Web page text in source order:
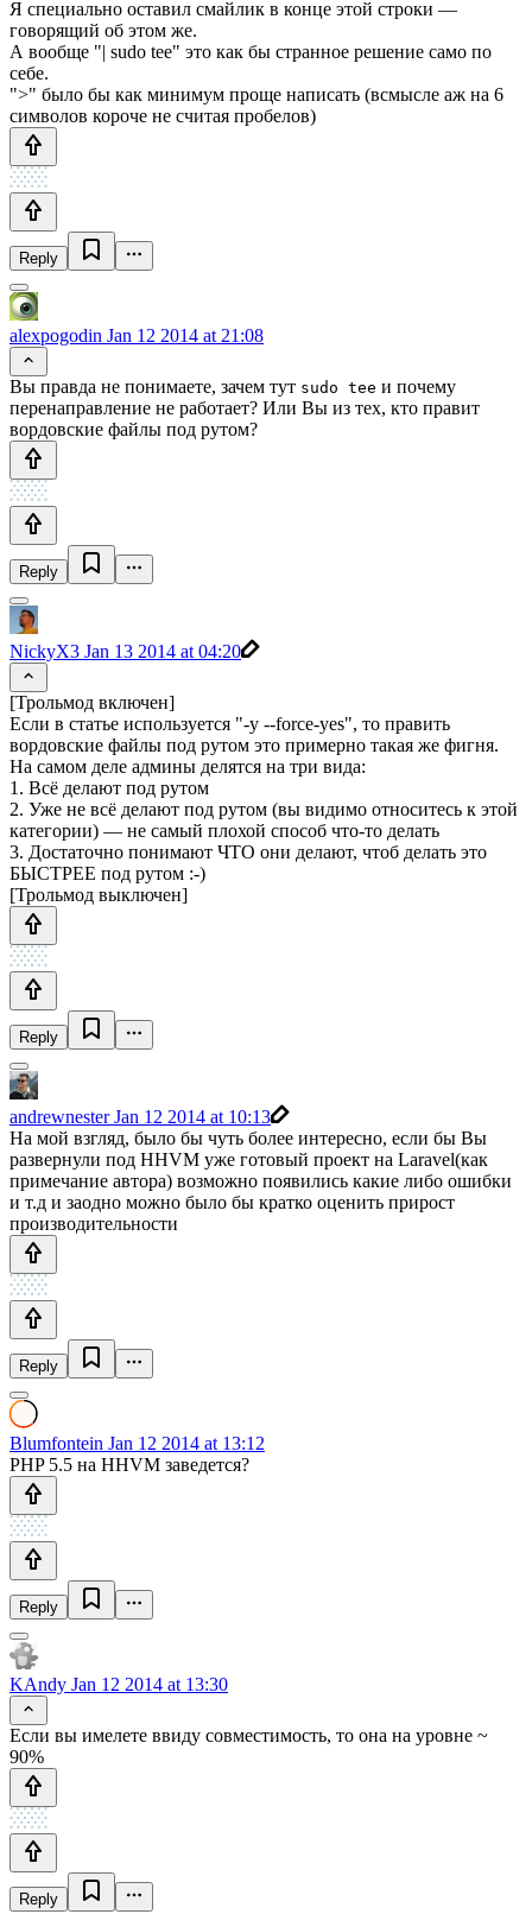
Я специально оставил смайлик в конце этой строки —
говорящий об этом же.
А вообще "| sudo tee" это как бы странное решение само по
себе.
">" было бы как минимум проще написать (всмысле аж на 6
символов короче не считая пробелов)
Reply
alexpogodin Jan 12 2014 at 21:08
Вы правда не понимаете, зачем тут sudo tee и почему
перенаправление не работает? Или Вы из тех, кто правит
вордовские файлы под рутом?
Reply
NickyX3 Jan 13 2014 at 04:20
[Трольмод включен]
Если в статье используется "-y --force-yes", то править
вордовские файлы под рутом это примерно такая же фигня.
На самом деле админы делятся на три вида:
1. Всё делают под рутом
2. Уже не всё делают под рутом (вы видимо относитесь к этой
категории) — не самый плохой способ что-то делать
3. Достаточно понимают ЧТО они делают, чтоб делать это
БЫСТРЕЕ под рутом :-)
[Трольмод выключен]
Reply
andrewnesterJan 12 2014 at 10:13
На мой взгляд, было бы чуть более интересно, если бы Вы
развернули под HHVM уже готовый проект на Laravel(как
примечание автора) возможно появились какие либо ошибки
и т.д и заодно можно было бы кратко оценить прирост
производительности
Reply
Blumfontein Jan 12 2014 at 13:12
PHP 5.5 на HHVM заведется?
Reply
KAndy Jan 12 2014 at 13:30
Если вы имелете ввиду совместимость, то она на уровне ~
90%
Reply